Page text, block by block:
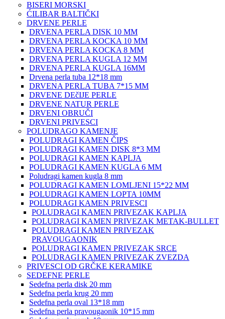
BISERI MORSKI
ĆILIBAR BALTIČKI
DRVENE PERLE
DRVENA PERLA DISK 10 MM
DRVENA PERLA KOCKA 10 MM
DRVENA PERLA KOCKA 8 MM
DRVENA PERLA KUGLA 12 MM
DRVENA PERLA KUGLA 16MM
Drvena perla tuba 12*18 mm
DRVENA PERLA TUBA 7*15 MM
DRVENE DEčIJE PERLE
DRVENE NATUR PERLE
DRVENI OBRUČI
DRVENI PRIVESCI
POLUDRAGO KAMENJE
POLUDRAGI KAMEN ČIPS
POLUDRAGI KAMEN DISK 8*3 MM
POLUDRAGI KAMEN KAPLJA
POLUDRAGI KAMEN KUGLA 6 MM
Poludragi kamen kugla 8 mm
POLUDRAGI KAMEN LOMLJENI 15*22 MM
POLUDRAGI KAMEN LOPTA 10MM
POLUDRAGI KAMEN PRIVESCI
POLUDRAGI KAMEN PRIVEZAK KAPLJA
POLUDRAGI KAMEN PRIVEZAK METAK-BULLET
POLUDRAGI KAMEN PRIVEZAK
PRAVOUGAONIK
POLUDRAGI KAMEN PRIVEZAK SRCE
POLUDRAGI KAMEN PRIVEZAK ZVEZDA
PRIVESCI OD GRČKE KERAMIKE
SEDEFNE PERLE
Sedefna perla disk 20 mm
Sedefna perla krug 20 mm
Sedefna perla oval 13*18 mm
Sedefna perla pravougaonik 10*15 mm